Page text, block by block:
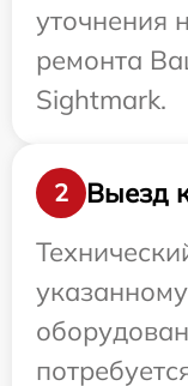
уточнения
ремонта
Sightmark.
2
Выезд